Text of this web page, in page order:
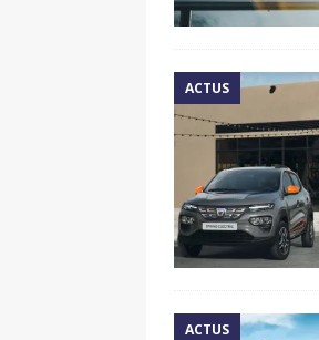
ACTUS
ACTUS